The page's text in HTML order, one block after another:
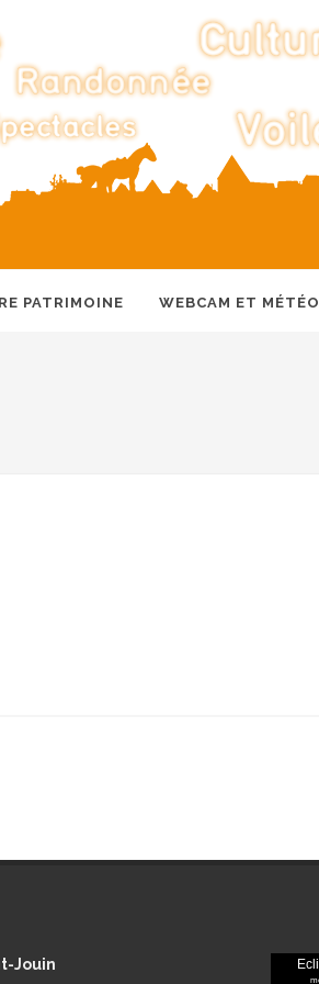
PATRIMOINE WEBCAM ET MÉTÉO
Jouin